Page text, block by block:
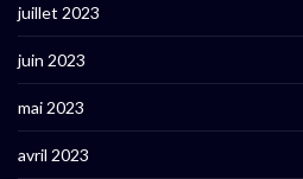
juillet 2023
juin 2023
mai 2023
avril 2023